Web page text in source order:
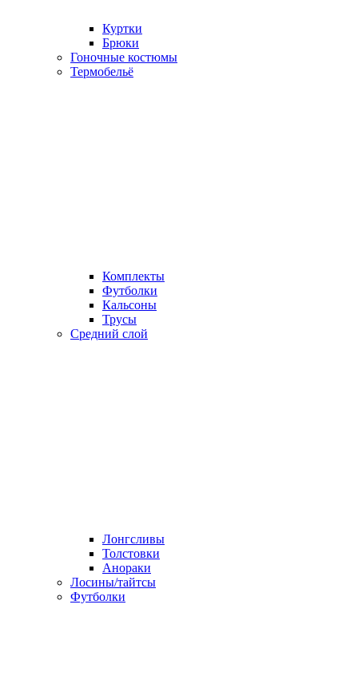
Куртки
Брюки
Гоночные костюмы
Термобельё
Комплекты
Футболки
Кальсоны
Трусы
Средний слой
Лонгсливы
Толстовки
Анораки
Лосины/тайтсы
Футболки